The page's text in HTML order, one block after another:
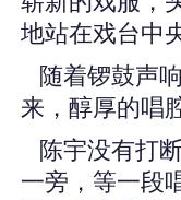
地站在戏台中
随着锣鼓声
来，醇厚的唱
陈宇没有打
一旁，等一段